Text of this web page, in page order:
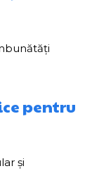
pentru
și